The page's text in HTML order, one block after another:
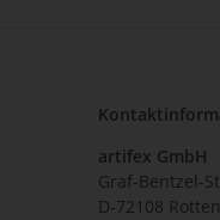
artifex GmbH
Graf-Bentzel-
D-72108